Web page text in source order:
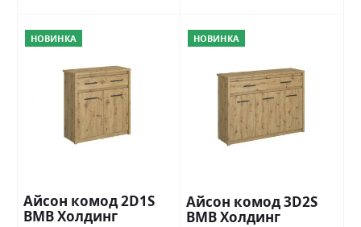
НОВИНКА
Айсон комод 2D1S
ВМВ Холдинг
НОВИНКА
Айсон комод 3D2S
ВМВ Холдинг